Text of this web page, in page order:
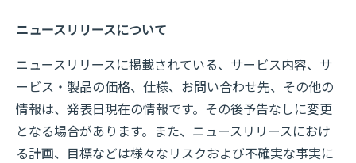
ニュースリリースについて
ニュースリリースに掲載されている、サービス内容、サ
ービス・製品の価格、仕様、お問い合わせ先、その他の
情報は、発表日現在の情報です。その後予告なしに変更
となる場合があります。また、ニュースリリースにおけ
る計画、目標などは様々なリスクおよび不確実な事実に